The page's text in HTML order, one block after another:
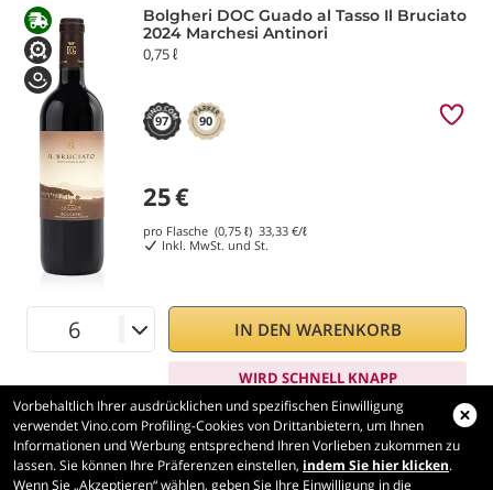
Bolgheri DOC Guado al Tasso Il Bruciato
2024 Marchesi Antinori
0,75 ℓ
97 90
25€
pro Flasche (0,75 ℓ) 33,33 €/ℓ
Inkl. MwSt. und St.
IN DEN WARENKORB
WIRD SCHNELL KNAPP
Vorbehaltlich Ihrer ausdrücklichen und spezifischen Einwilligung
verwendet Vino.com Profiling-Cookies von Drittanbietern, um Ihnen
Informationen und Werbung entsprechend Ihren Vorlieben zukommen zu
lassen. Sie können Ihre Präferenzen einstellen, indem Sie hier klicken.
Wenn Sie „Akzeptieren“ wählen, geben Sie Ihre Einwilligung in die